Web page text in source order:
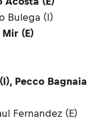
Bulega (I)
(E)
Pecco Bagnaia
Fernandez (E)